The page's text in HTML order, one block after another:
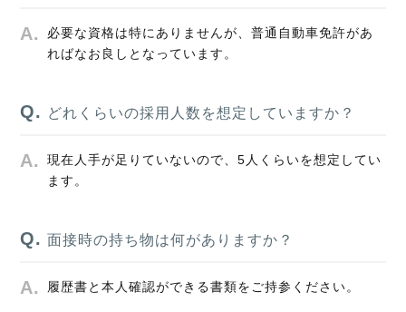
必要な資格は特にありませんが、普通自動車免許があ
ればなお良しとなっています。
どれくらいの採用人数を想定していますか？
現在人手が足りていないので、5人くらいを想定してい
ます。
面接時の持ち物は何がありますか？
履歴書と本人確認ができる書類をご持参ください。